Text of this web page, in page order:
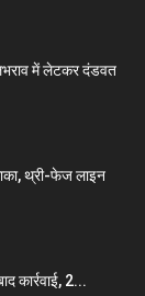
में लेटकर दंडवत
थ्री-फेज लाइन
कार्रवाई, 2...